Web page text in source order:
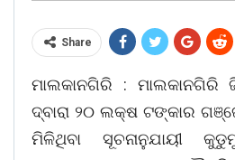
Share
ମାଲକାନଗିରି : ମାଲକାନଗିରି
ଦ୍ବାରା ୨୦ ଲକ୍ଷ ଟଙ୍କାର
ମିଳିଥିବା ସୂଚନାନୁଯାୟୀ